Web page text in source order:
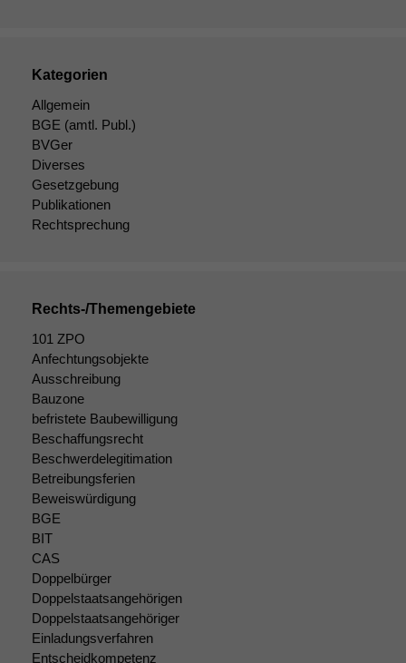
Kategorien
Allgemein
BGE (amtl. Publ.)
BVGer
Diverses
Gesetzgebung
Publikationen
Rechtsprechung
Rechts-/Themengebiete
101 ZPO
Anfechtungsobjekte
Ausschreibung
Bauzone
befristete Baubewilligung
Beschaffungsrecht
Beschwerdelegitimation
Betreibungsferien
Beweiswürdigung
BGE
BIT
CAS
Doppelbürger
Doppelstaatsangehörigen
Doppelstaatsangehöriger
Einladungsverfahren
Entscheidkompetenz
wir